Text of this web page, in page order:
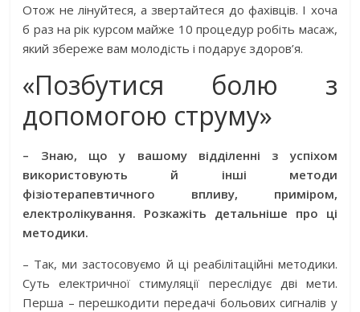
Отож не лінуйтеся, а звертайтеся до фахівців. І хоча
б раз на рік курсом майже 10 процедур робіть масаж,
який збереже вам молодість і подарує здоров’я.
«Позбутися болю з
допомогою струму»
– Знаю, що у вашому відділенні з успіхом
використовують й інші методи
фізіотерапевтичного впливу, приміром,
електролікування. Розкажіть детальніше про ці
методики.
– Так, ми застосовуємо й ці реабілітаційні методики.
Суть електричної стимуляції переслідує дві мети.
Перша – перешкодити передачі больових сигналів у